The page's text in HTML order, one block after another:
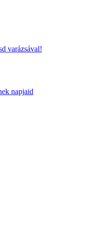
varázsával!
napjaid